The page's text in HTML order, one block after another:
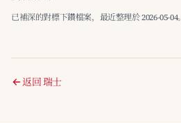
已補深的對標下鑽檔案，最近整理於 2026-05-04。
返回 瑞士